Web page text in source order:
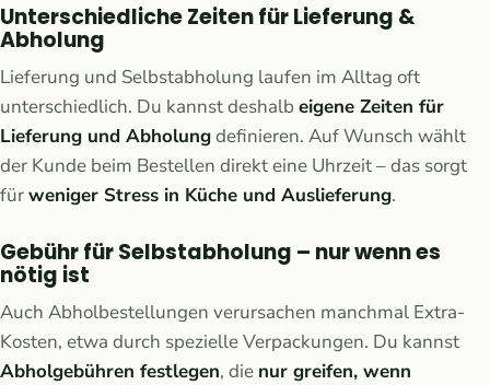
Unterschiedliche Zeiten für Lieferung &
Abholung
Lieferung und Selbstabholung laufen im Alltag oft
unterschiedlich. Du kannst deshalb eigene Zeiten für
Lieferung und Abholungdefinieren. Auf Wunsch wählt
der Kunde beim Bestellen direkt eine Uhrzeit – das sorgt
fürweniger Stress in Küche und Auslieferung.
Gebühr für Selbstabholung – nur wenn es
nötig ist
Auch Abholbestellungen verursachen manchmal Extra-
Kosten, etwa durch spezielle Verpackungen. Du kannst
Abholgebühren festlegen, die nur greifen, wenn